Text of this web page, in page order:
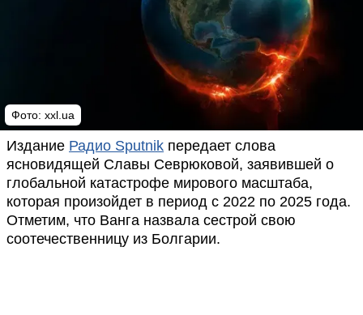
Фото: xxl.ua
Издание Радио Sputnik передает слова
ясновидящей Славы Севрюковой, заявившей о
глобальной катастрофе мирового масштаба,
которая произойдет в период с 2022 по 2025 года.
Отметим, что Ванга назвала сестрой свою
соотечественницу из Болгарии.